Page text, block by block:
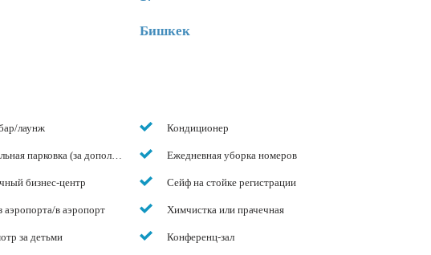
Бишкек
лаунж
парковка (за дополнительную плату)
бизнес-центр
аэропорта/в аэропорт
за детьми
Кондиционер
Ежедневная уборка номеров
Сейф на стойке регистрации
Химчистка или прачечная
Конференц-зал